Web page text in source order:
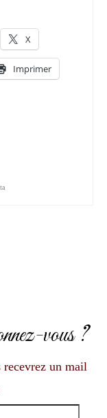
X
Imprimer
vous ?
recevrez un mail